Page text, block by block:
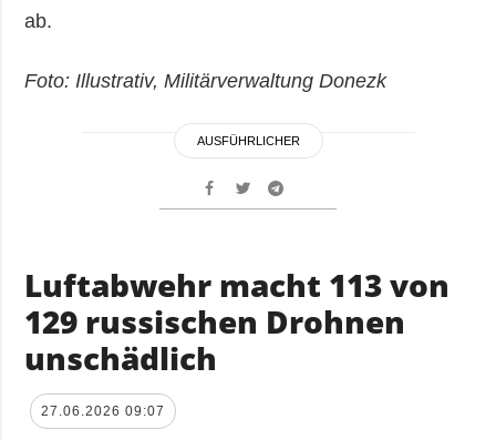
ab.
Foto: Illustrativ, Militärverwaltung Donezk
AUSFÜHRLICHER
Luftabwehr macht 113 von
129 russischen Drohnen
unschädlich
27.06.2026 09:07